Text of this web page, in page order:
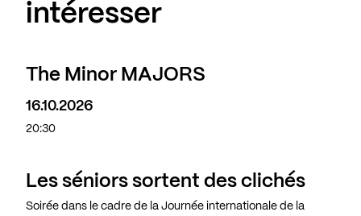
intéresser
The Minor MAJORS
16.10.2026
20:30
Les séniors sortent des clichés
Soirée dans le cadre de la Journée internationale de la